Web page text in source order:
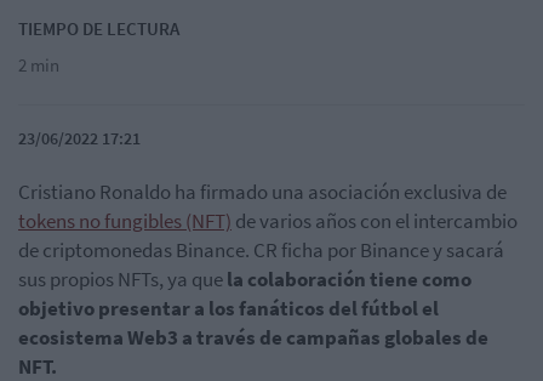
TIEMPO DE LECTURA
2 min
23/06/2022 17:21
Cristiano Ronaldo ha firmado una asociación exclusiva de
tokens no fungibles (NFT) de varios años con el intercambio
de criptomonedas Binance. CR ficha por Binance y sacará
sus propios NFTs, ya quela colaboración tiene como
objetivo presentar a los fanáticos del fútbol el
ecosistema Web3 a través de campañas globales de
NFT.